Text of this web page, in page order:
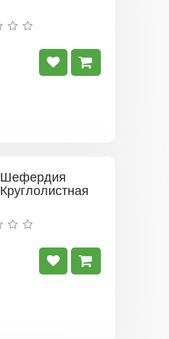
Шефердия
Круглолистная